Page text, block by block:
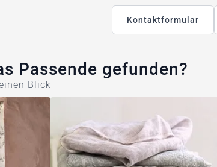
Kontaktformular
Passende gefunden?
Blick